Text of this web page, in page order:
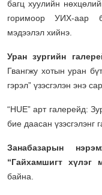
багц хуулийн
горимоор УИХ-аар
мэдээлэл хийнэ.
Уран зургийн
Гвангжу хотын уран
гэрэл” үзэсгэлэн энэ
“HUE” арт галерейд:
бие даасан үзэсгэлэнг
Занабазарын
“Гайхамшигт хүлэг
байна.